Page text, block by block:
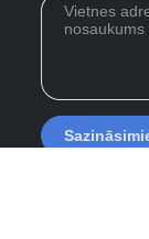
RU EN